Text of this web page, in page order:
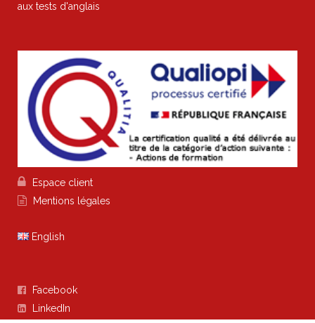
aux tests d'anglais
 Espace client
 Mentions légales
English
 Facebook
 LinkedIn